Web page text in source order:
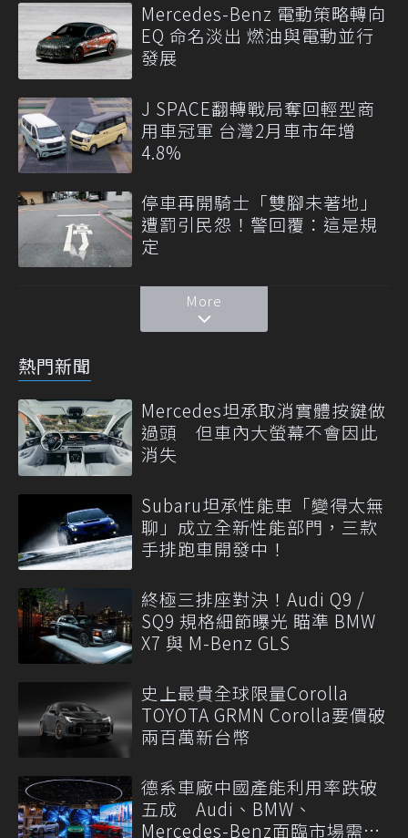
Mercedes-Benz 電動策略轉向
EQ 命名淡出 燃油與電動並行
發展
J SPACE翻轉戰局奪回輕型商
用車冠軍 台灣2月車市年增
4.8%
停車再開騎士「雙腳未著地」
遭罰引民怨！警回覆：這是規
定
More
熱門新聞
Mercedes坦承取消實體按鍵做
過頭 但車內大螢幕不會因此
消失
Subaru坦承性能車「變得太無
聊」成立全新性能部門，三款
手排跑車開發中！
終極三排座對決！Audi Q9 /
SQ9 規格細節曝光 瞄準 BMW
X7 與 M-Benz GLS
史上最貴全球限量Corolla
TOYOTA GRMN Corolla要價破
兩百萬新台幣
德系車廠中國產能利用率跌破
五成 Audi、BMW、
Mercedes-Benz面臨市場需求